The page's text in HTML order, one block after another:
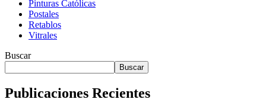
Pinturas Católicas
Postales
Retablos
Vitrales
Buscar
Buscar
Publicaciones Recientes